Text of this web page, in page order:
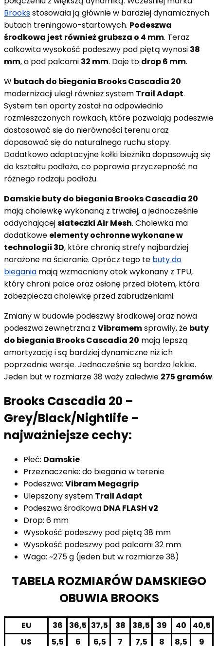
Brooksstosowała ją głównie w bardziej dynamicznych
butach treningowo-startowych. Podeszwa
środkowa jest również grubsza o 4 mm. Teraz
całkowita wysokość podeszwy pod piętą wynosi 38
mm, a pod palcami 32 mm. Daje to drop 6 mm.
W butach do biegania Brooks Cascadia 20
modernizacji uległ również system Trail Adapt.
System ten oparty został na odpowiednio
rozmieszczonych rowkach, które pozwalają podeszwie
dostosować się do nierówności terenu oraz
dopasować się do naturalnego ruchu stopy.
Dodatkowo adaptacyjne kołki bieżnika dopasowują się
do kształtu podłoża, co poprawia przyczepność na
różnego rodzaju podłożu.
Damskie buty do biegania Brooks Cascadia 20
mają cholewkę wykonaną z trwałej, a jednocześnie
oddychającejsiateczki Air Mesh. Cholewka ma
dodatkowe elementy ochronne wykonane w
technologii 3D, które chronią strefy najbardziej
narażone na ścieranie. Oprócz tego te buty do
biegania mają wzmocniony otok wykonany z TPU,
który chroni palce oraz osłonę przed błotem, która
zabezpiecza cholewkę przed zabrudzeniami.
Zmiany w budowie podeszwy środkowej oraz nowa
podeszwa zewnętrzna z Vibramemsprawiły, że buty
do biegania Brooks Cascadia 20 mają lepszą
amortyzację i są bardziej dynamiczne niż ich
poprzednie wersje. Jednocześnie są bardzo lekkie.
Jeden but w rozmiarze 38 waży zaledwie 275 gramów.
Brooks Cascadia 20 –
Grey/Black/Nightlife –
najważniejsze cechy:
Płeć: Damskie
Przeznaczenie: do biegania w terenie
Podeszwa: Vibram Megagrip
Ulepszony system Trail Adapt
Podeszwa środkowa DNA FLASH v2
Drop: 6 mm
Wysokość podeszwy pod piętą 38 mm
Wysokość podeszwy pod palcami 32 mm
Waga: ~275 g (jeden but w rozmiarze 38)
TABELA ROZMIARÓW DAMSKIEGO
OBUWIA BROOKS
EU 36 36,5 37,5 38 38,5 39 40
40,5
US
5,5 6 6,5 7 7,5 8 8,5 9